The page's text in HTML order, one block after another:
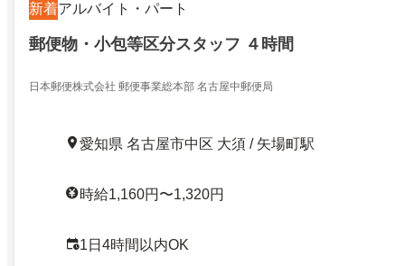
新着アルバイト・パート
郵便物・小包等区分スタッフ ４時間
日本郵便株式会社 郵便事業総本部 名古屋中郵便局
愛知県 名古屋市中区 大須 / 矢場町駅
時給1,160円〜1,320円
1日4時間以内OK